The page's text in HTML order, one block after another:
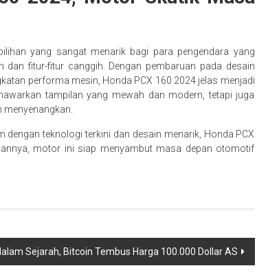
yang sangat menarik bagi para pengendara yang
fitur-fitur canggih. Dengan pembaruan pada desain
performa mesin, Honda PCX 160 2024 jelas menjadi
tampilan yang mewah dan modern, tetapi juga
teknologi terkini dan desain menarik, Honda PCX
motor ini siap menyambut masa depan otomotif
Sejarah, Bitcoin Tembus Harga 100.000 Dollar AS